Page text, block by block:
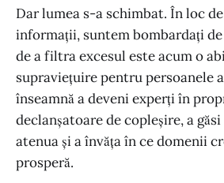
Dar lumea s-a schimbat. În loc
informații, suntem bombardați
de a filtra excesul este acum o
supraviețuire pentru persoanele
înseamnă a deveni experți în
declanșatoare de copleșire, a
atenua și a învăța în ce domenii
prosperă.